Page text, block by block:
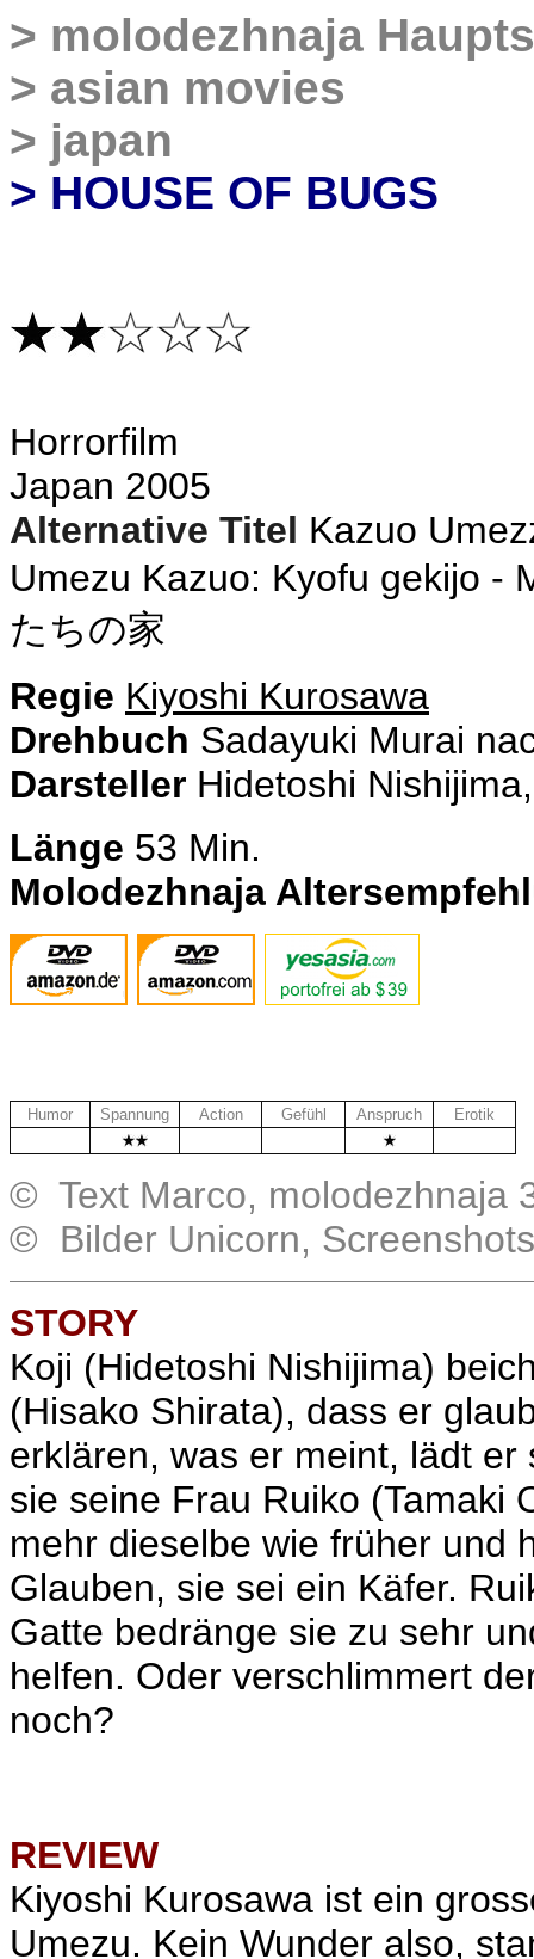
> molodezhnaja
> asian movies
> japan
> HOUSE OF BUGS
Horrorfilm
Japan 2005
Alternative Titel Kazuo
Umezu Kazuo: Kyofu gekijo -
たちの家
Regie Kiyoshi Kurosawa
Drehbuch Sadayuki Murai
Darsteller Hidetoshi
Länge 53 Min.
Molodezhnaja
Humor Spannung Action Gefühl Anspruch
Erotik
© Text Marco, molodezhnaja
© Bilder Unicorn,
STORY
Koji (Hidetoshi Nishijima)
(Hisako Shirata), dass er
erklären, was er meint, lädt
sie seine Frau Ruiko (Tamaki
mehr dieselbe wie früher und
Glauben, sie sei ein Käfer.
Gatte bedränge sie zu sehr
helfen. Oder verschlimmert
noch?
REVIEW
Kiyoshi Kurosawa ist ein
Umezu. Kein Wunder also,